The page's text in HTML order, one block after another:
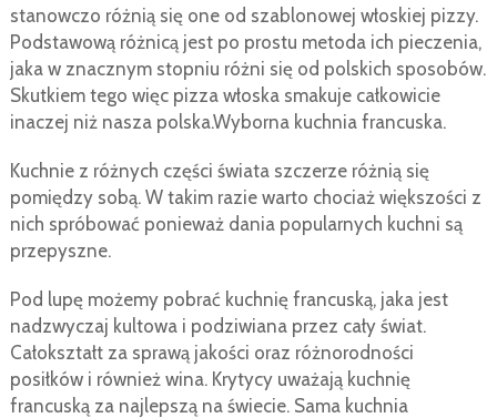
stanowczo różnią się one od szablonowej włoskiej pizzy.
Podstawową różnicą jest po prostu metoda ich pieczenia,
jaka w znacznym stopniu różni się od polskich sposobów.
Skutkiem tego więc pizza włoska smakuje całkowicie
inaczej niż nasza polska.Wyborna kuchnia francuska.
Kuchnie z różnych części świata szczerze różnią się
pomiędzy sobą. W takim razie warto chociaż większości z
nich spróbować ponieważ dania popularnych kuchni są
przepyszne.
Pod lupę możemy pobrać kuchnię francuską, jaka jest
nadzwyczaj kultowa i podziwiana przez cały świat.
Całokształt za sprawą jakości oraz różnorodności
posiłków i również wina. Krytycy uważają kuchnię
francuską za najlepszą na świecie. Sama kuchnia